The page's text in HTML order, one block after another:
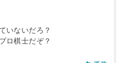
いないだろ？
ロ棋士だぞ？